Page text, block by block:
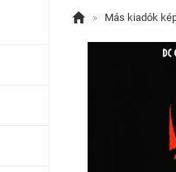
 » Más kiadók